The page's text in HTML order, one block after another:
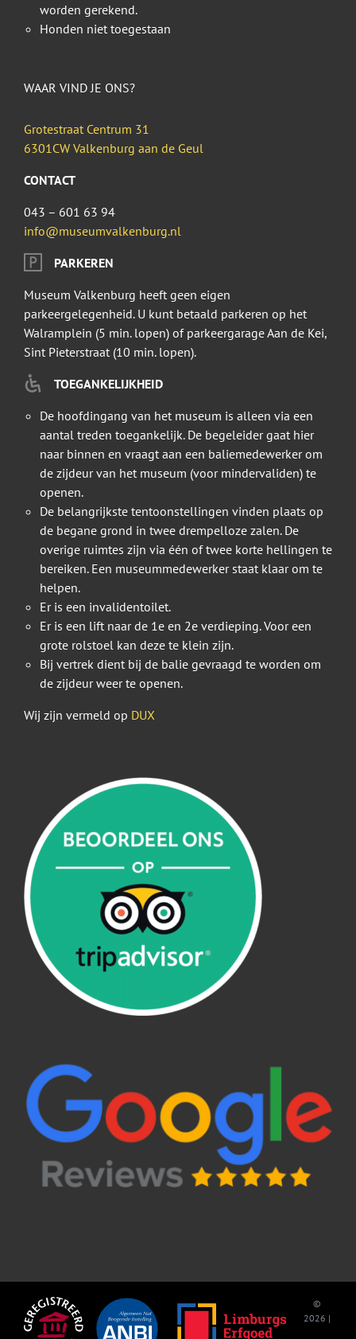
worden gerekend.
Honden niet toegestaan
WAAR VIND JE ONS?
Grotestraat Centrum 31
6301CW Valkenburg aan de Geul
CONTACT
043 – 601 63 94
info@museumvalkenburg.nl
PARKEREN
Museum Valkenburg heeft geen eigen
parkeergelegenheid. U kunt betaald parkeren op het
Walramplein (5 min. lopen) of parkeergarage Aan de Kei,
Sint Pieterstraat (10 min. lopen).
TOEGANKELIJKHEID
De hoofdingang van het museum is alleen via een
aantal treden toegankelijk. De begeleider gaat hier
naar binnen en vraagt aan een baliemedewerker om
de zijdeur van het museum (voor mindervaliden) te
openen.
De belangrijkste tentoonstellingen vinden plaats op
de begane grond in twee drempelloze zalen. De
overige ruimtes zijn via één of twee korte hellingen te
bereiken. Een museummedewerker staat klaar om te
helpen.
Er is een invalidentoilet.
Er is een lift naar de 1e en 2e verdieping. Voor een
grote rolstoel kan deze te klein zijn.
Bij vertrek dient bij de balie gevraagd te worden om
de zijdeur weer te openen.
Wij zijn vermeld op DUX
©
2026 |